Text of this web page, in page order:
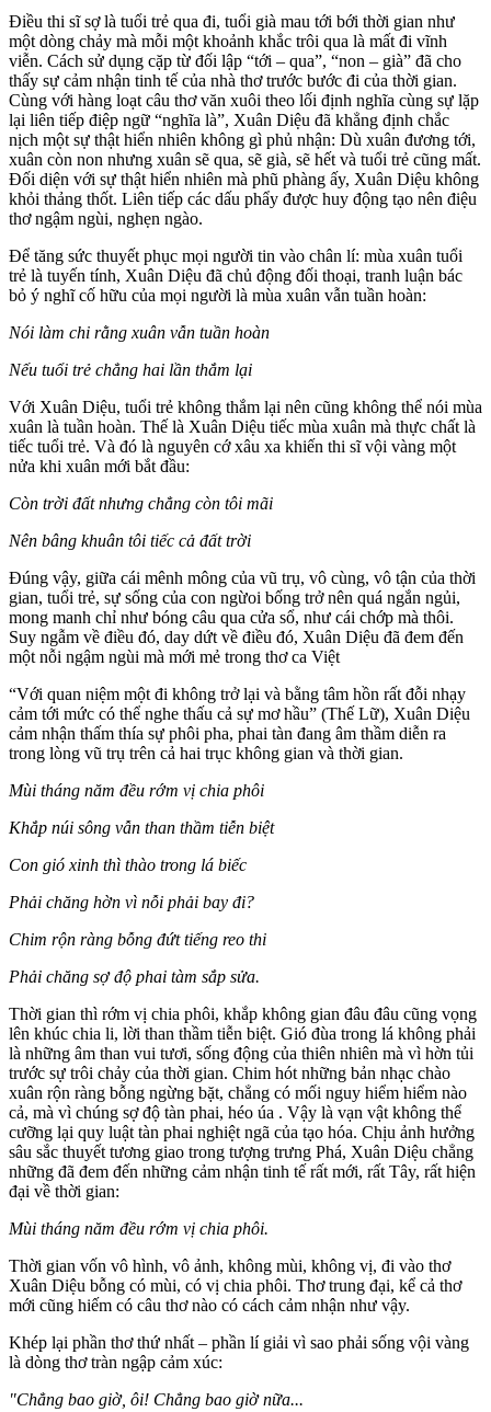
Điều thi sĩ sợ là tuổi trẻ qua đi, tuổi già mau tới bới thời gian như
một dòng chảy mà mỗi một khoảnh khắc trôi qua là mất đi vĩnh
viễn. Cách sử dụng cặp từ đối lập “tới – qua”, “non – già” đã cho
thấy sự cảm nhận tinh tế của nhà thơ trước bước đi của thời gian.
Cùng với hàng loạt câu thơ văn xuôi theo lối định nghĩa cùng sự lặp
lại liên tiếp điệp ngữ “nghĩa là”, Xuân Diệu đã khẳng định chắc
nịch một sự thật hiển nhiên không gì phủ nhận: Dù xuân đương tới,
xuân còn non nhưng xuân sẽ qua, sẽ già, sẽ hết và tuổi trẻ cũng mất.
Đối diện với sự thật hiển nhiên mà phũ phàng ấy, Xuân Diệu không
khỏi thảng thốt. Liên tiếp các dấu phẩy được huy động tạo nên điệu
thơ ngậm ngùi, nghẹn ngào.
Để tăng sức thuyết phục mọi người tin vào chân lí: mùa xuân tuổi
trẻ là tuyến tính, Xuân Diệu đã chủ động đối thoại, tranh luận bác
bỏ ý nghĩ cố hữu của mọi người là mùa xuân vẫn tuần hoàn:
Nói làm chi rằng xuân vẫn tuần hoàn
Nếu tuổi trẻ chẳng hai lần thắm lại
Với Xuân Diệu, tuổi trẻ không thắm lại nên cũng không thể nói mùa
xuân là tuần hoàn. Thế là Xuân Diệu tiếc mùa xuân mà thực chất là
tiếc tuổi trẻ. Và đó là nguyên cớ xâu xa khiến thi sĩ vội vàng một
nửa khi xuân mới bắt đầu:
Còn trời đất nhưng chẳng còn tôi mãi
Nên bâng khuân tôi tiếc cả đất trời
Đúng vậy, giữa cái mênh mông của vũ trụ, vô cùng, vô tận của thời
gian, tuổi trẻ, sự sống của con ngừoi bống trở nên quá ngắn ngủi,
mong manh chỉ như bóng câu qua cửa sổ, như cái chớp mà thôi.
Suy ngẫm về điều đó, day dứt về điều đó, Xuân Diệu đã đem đến
một nỗi ngậm ngùi mà mới mẻ trong thơ ca Việt
“Với quan niệm một đi không trở lại và bằng tâm hồn rất đỗi nhạy
cảm tới mức có thể nghe thấu cả sự mơ hầu” (Thế Lữ), Xuân Diệu
cảm nhận thấm thía sự phôi pha, phai tàn đang âm thầm diễn ra
trong lòng vũ trụ trên cả hai trục không gian và thời gian.
Mùi tháng năm đều rớm vị chia phôi
Khắp núi sông vẫn than thầm tiễn biệt
Con gió xinh thì thào trong lá biếc
Phải chăng hờn vì nỗi phải bay đi?
Chim rộn ràng bỗng đứt tiếng reo thi
Phải chăng sợ độ phai tàm sắp sửa.
Thời gian thì rớm vị chia phôi, khắp không gian đâu đâu cũng vọng
lên khúc chia li, lời than thầm tiễn biệt. Gió đùa trong lá không phải
là những âm than vui tươi, sống động của thiên nhiên mà vì hờn tủi
trước sự trôi chảy của thời gian. Chim hót những bản nhạc chào
xuân rộn ràng bỗng ngừng bặt, chẳng có mối nguy hiểm hiểm nào
cả, mà vì chúng sợ độ tàn phai, héo úa . Vậy là vạn vật không thể
cưỡng lại quy luật tàn phai nghiệt ngã của tạo hóa. Chịu ảnh hưởng
sâu sắc thuyết tương giao trong tượng trưng Phá, Xuân Diệu chẳng
những đã đem đến những cảm nhận tinh tế rất mới, rất Tây, rất hiện
đại về thời gian:
Mùi tháng năm đều rớm vị chia phôi.
Thời gian vốn vô hình, vô ảnh, không mùi, không vị, đi vào thơ
Xuân Diệu bỗng có mùi, có vị chia phôi. Thơ trung đại, kể cả thơ
mới cũng hiếm có câu thơ nào có cách cảm nhận như vậy.
Khép lại phần thơ thứ nhất – phần lí giải vì sao phải sống vội vàng
là dòng thơ tràn ngập cảm xúc:
"Chẳng bao giờ, ôi! Chẳng bao giờ nữa...